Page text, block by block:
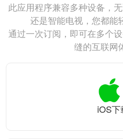
此应用程序兼容多种设备，
还是智能电视，您都能
通过一次订阅，即可在多个
缝的互联网
iOS下